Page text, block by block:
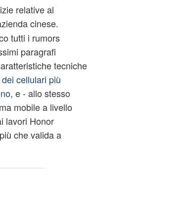
relative al
cinese.
tutti i rumors
paragrafi
tecniche
cellulari più
, e - allo stesso
mobile a livello
lavori Honor
che valida a